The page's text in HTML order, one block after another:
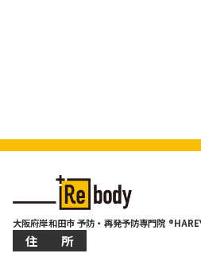
大阪府岸和田市 予防・再発予防専門院
住 所